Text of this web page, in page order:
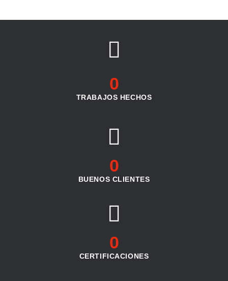
0
TRABAJOS HECHOS
0
BUENOS CLIENTES
0
CERTIFICACIONES